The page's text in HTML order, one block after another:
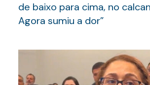
de baixo para cima, no
Agora sumiu a dor”